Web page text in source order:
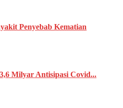
Penyebab Kematian
Milyar Antisipasi Covid...